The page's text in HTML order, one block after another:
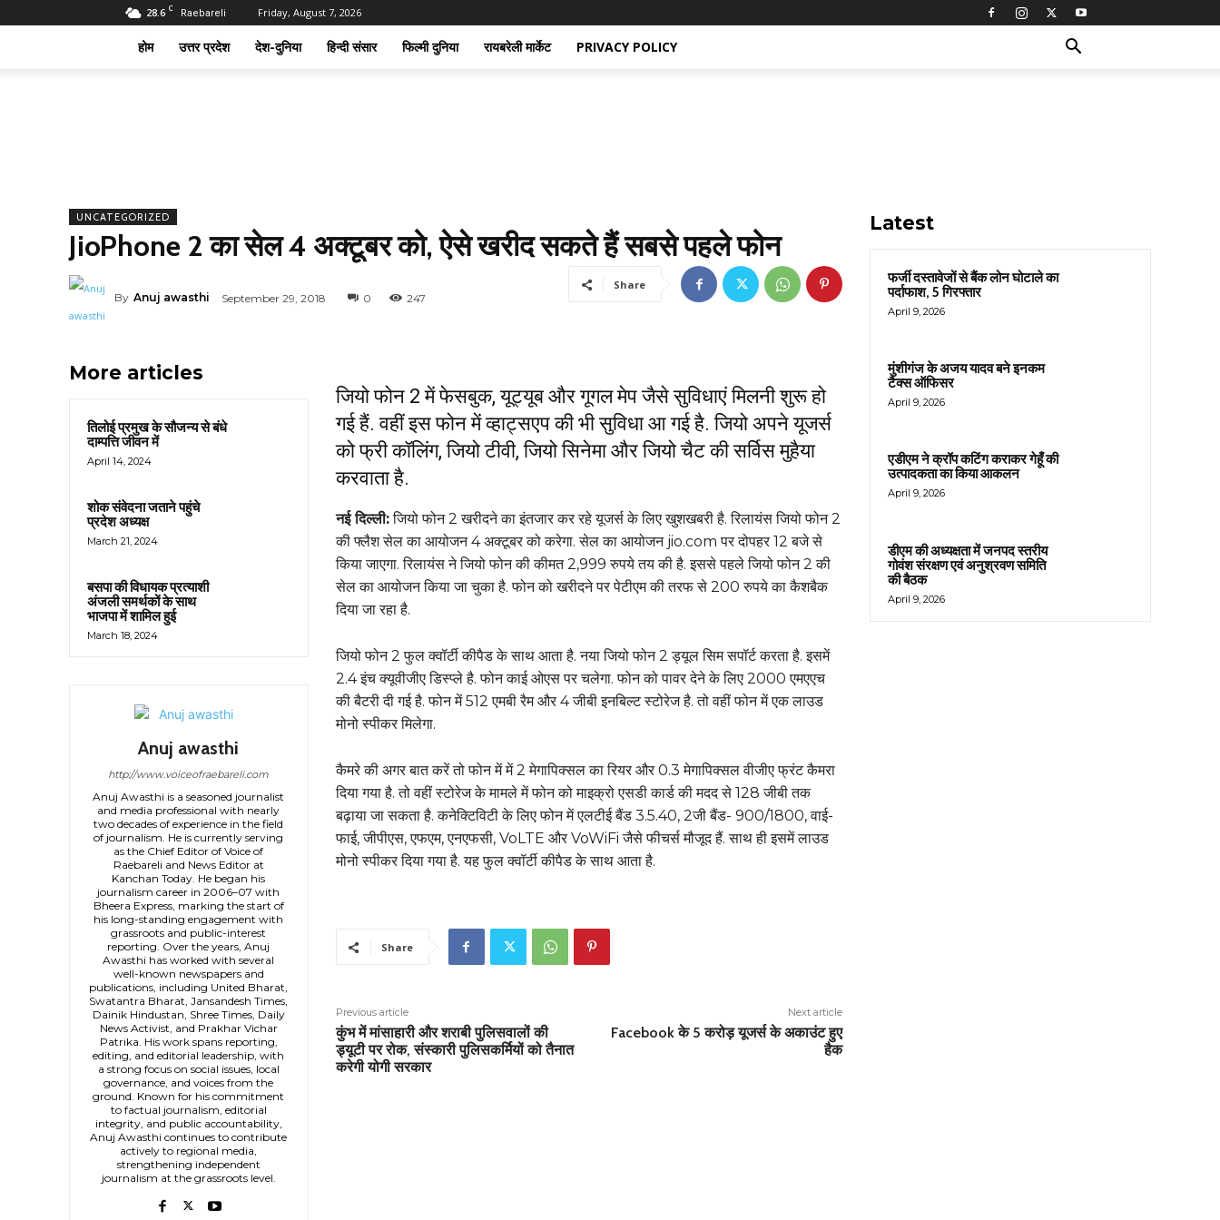
28.6 C Raebareli Friday, August 7, 2026
होम उत्तर प्रदेश देश-दुनिया हिन्दी संसार फिल्मी दुनिया रायबरेली मार्केट PRIVACY POLICY
UNCATEGORIZED
JioPhone 2 का सेल 4 अक्टूबर को, ऐसे खरीद सकते हैं सबसे पहले फोन
By Anuj awasthi September 29, 2018 0 247
Share
More articles
तिलोई प्रमुख के सौजन्य से बंधे
दाम्पत्ति जीवन में
April 14, 2024
शोक संवेदना जताने पहुंचे
प्रदेश अध्यक्ष
March 21, 2024
बसपा की विधायक प्रत्याशी
अंजली समर्थकों के साथ
भाजपा में शामिल हुई
March 18, 2024
Anuj awasthi
http://www.voiceofraebareli.com
Anuj Awasthi is a seasoned journalist
and media professional with nearly
two decades of experience in the field
of journalism. He is currently serving
as the Chief Editor of Voice of
Raebareli and News Editor at
Kanchan Today. He began his
journalism career in 2006–07 with
Bheera Express, marking the start of
his long-standing engagement with
grassroots and public-interest
reporting. Over the years, Anuj
Awasthi has worked with several
well-known newspapers and
publications, including United Bharat,
Swatantra Bharat, Jansandesh Times,
Dainik Hindustan, Shree Times, Daily
News Activist, and Prakhar Vichar
Patrika. His work spans reporting,
editing, and editorial leadership, with
a strong focus on social issues, local
governance, and voices from the
ground. Known for his commitment
to factual journalism, editorial
integrity, and public accountability,
Anuj Awasthi continues to contribute
actively to regional media,
strengthening independent
journalism at the grassroots level.
जियो फोन 2 में फेसबुक, यूट्यूब और गूगल मेप जैसे सुविधाएं मिलनी शुरू हो
गई हैं. वहीं इस फोन में व्हाट्सएप की भी सुविधा आ गई है. जियो अपने यूजर्स
को फ्री कॉलिंग, जियो टीवी, जियो सिनेमा और जियो चैट की सर्विस मुहैया
करवाता है.
नई दिल्ली: जियो फोन 2 खरीदने का इंतजार कर रहे यूजर्स के लिए खुशखबरी है. रिलायंस जियो फोन 2
की फ्लैश सेल का आयोजन 4 अक्टूबर को करेगा. सेल का आयोजन jio.com पर दोपहर 12 बजे से
किया जाएगा. रिलायंस ने जियो फोन की कीमत 2,999 रुपये तय की है. इससे पहले जियो फोन 2 की
सेल का आयोजन किया जा चुका है. फोन को खरीदने पर पेटीएम की तरफ से 200 रुपये का कैशबैक
दिया जा रहा है.
जियो फोन 2 फुल क्वॉर्टी कीपैड के साथ आता है. नया जियो फोन 2 ड्यूल सिम सपॉर्ट करता है. इसमें
2.4 इंच क्यूवीजीए डिस्प्ले है. फोन काई ओएस पर चलेगा. फोन को पावर देने के लिए 2000 एमएएच
की बैटरी दी गई है. फोन में 512 एमबी रैम और 4 जीबी इनबिल्ट स्टोरेज है. तो वहीं फोन में एक लाउड
मोनो स्पीकर मिलेगा.
कैमरे की अगर बात करें तो फोन में में 2 मेगापिक्सल का रियर और 0.3 मेगापिक्सल वीजीए फ्रंट कैमरा
दिया गया है. तो वहीं स्टोरेज के मामले में फोन को माइक्रो एसडी कार्ड की मदद से 128 जीबी तक
बढ़ाया जा सकता है. कनेक्टिविटी के लिए फोन में एलटीई बैंड 3.5.40, 2जी बैंड- 900/1800, वाई-
फाई, जीपीएस, एफएम, एनएफसी, VoLTE और VoWiFi जैसे फीचर्स मौजूद हैं. साथ ही इसमें लाउड
मोनो स्पीकर दिया गया है. यह फुल क्वॉर्टी कीपैड के साथ आता है.
Share
Previous article
कुंभ में मांसाहारी और शराबी पुलिसवालों की
ड्यूटी पर रोक, संस्कारी पुलिसकर्मियों को तैनात
करेगी योगी सरकार
Next article
Facebook के 5 करोड़ यूजर्स के अकाउंट हुए
हैक
Latest
फर्जी दस्तावेजों से बैंक लोन घोटाले का
पर्दाफाश, 5 गिरफ्तार
April 9, 2026
मुंशीगंज के अजय यादव बने इनकम
टैक्स ऑफिसर
April 9, 2026
एडीएम ने क्रॉप कटिंग कराकर गेहूँ की
उत्पादकता का किया आकलन
April 9, 2026
डीएम की अध्यक्षता में जनपद स्तरीय
गोवंश संरक्षण एवं अनुश्रवण समिति
की बैठक
April 9, 2026